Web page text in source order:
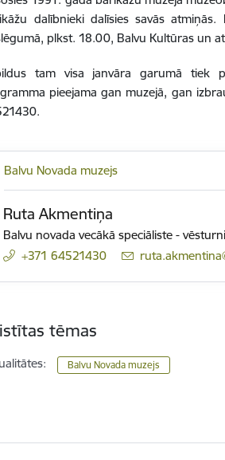
dalībnieki dalīsies savās
plkst. 18.00, Balvu Kultūras un
tam visa janvāra garumā tiek
pieejama gan muzejā, gan
Balvu Novada muzejs
Ruta Akmentiņa
Balvu novada vecākā speciāliste -
+371 64521430
E-pasts:
tēmas
Balvu Novada muzejs